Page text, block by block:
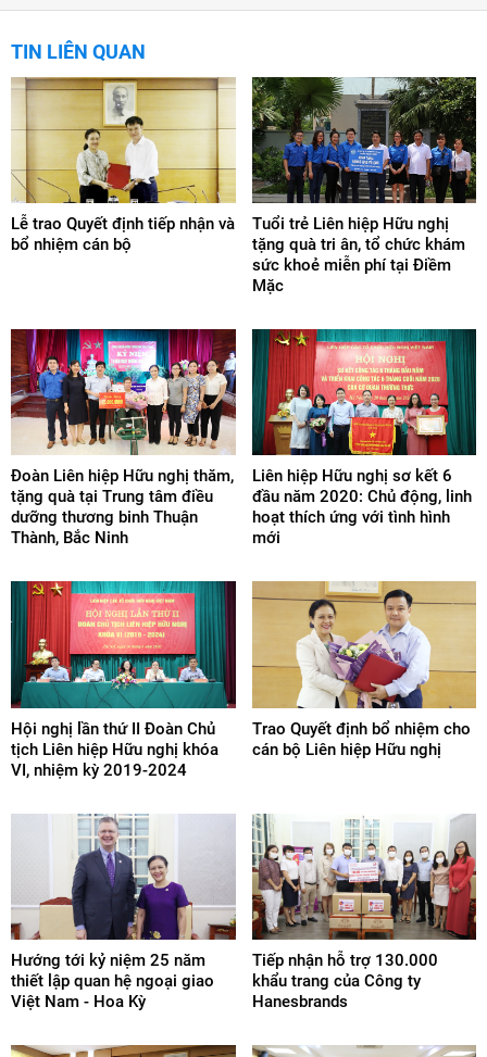
TIN LIÊN QUAN
Lễ trao Quyết định tiếp nhận và
bổ nhiệm cán bộ
Tuổi trẻ Liên hiệp Hữu nghị
tặng quà tri ân, tổ chức khám
sức khoẻ miễn phí tại Điềm
Mặc
Đoàn Liên hiệp Hữu nghị thăm,
tặng quà tại Trung tâm điều
dưỡng thương binh Thuận
Thành, Bắc Ninh
Liên hiệp Hữu nghị sơ kết 6
đầu năm 2020: Chủ động, linh
hoạt thích ứng với tình hình
mới
Hội nghị lần thứ II Đoàn Chủ
tịch Liên hiệp Hữu nghị khóa
VI, nhiệm kỳ 2019-2024
Trao Quyết định bổ nhiệm cho
cán bộ Liên hiệp Hữu nghị
Hướng tới kỷ niệm 25 năm
thiết lập quan hệ ngoại giao
Việt Nam - Hoa Kỳ
Tiếp nhận hỗ trợ 130.000
khẩu trang của Công ty
Hanesbrands